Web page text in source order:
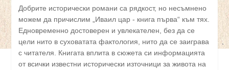
Добрите исторически романи са рядкост, но несъмнено
можем да причислим „Иваил цар - книга първа“ към тях.
Едновременно достоверен и увлекателен, без да се
цели нито в суховатата фактология, нито да се заиграва
с читателя. Книгата вплита в сюжета си информацията
от всички известни исторически източници за живота на